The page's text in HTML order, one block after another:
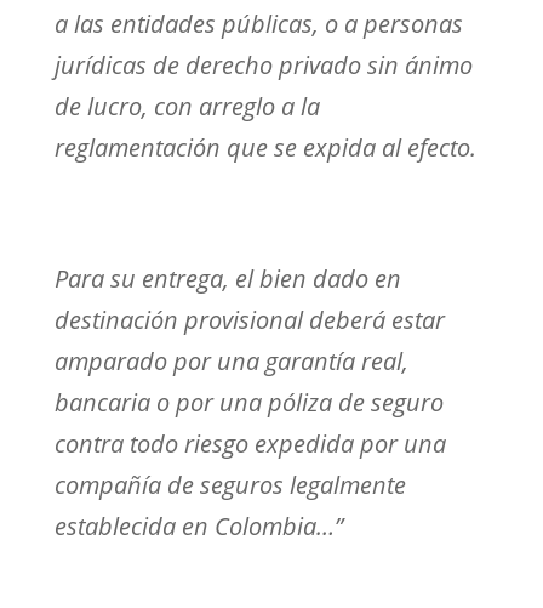
a las entidades públicas, o a personas
jurídicas de derecho privado sin ánimo
de lucro, con arreglo a la
reglamentación que se expida al efecto.
Para su entrega, el bien dado en
destinación provisional deberá estar
amparado por una garantía real,
bancaria o por una póliza de seguro
contra todo riesgo expedida por una
compañía de seguros legalmente
establecida en Colombia…”